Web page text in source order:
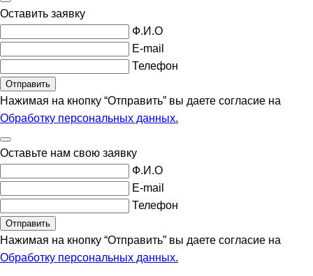
Оставить заявку
Ф.И.О
E-mail
Телефон
Нажимая на кнопку “Отправить” вы даете согласие на
Обработку персональных данных.
Оставьте нам свою заявку
Ф.И.О
E-mail
Телефон
Нажимая на кнопку “Отправить” вы даете согласие на
Обработку персональных данных.